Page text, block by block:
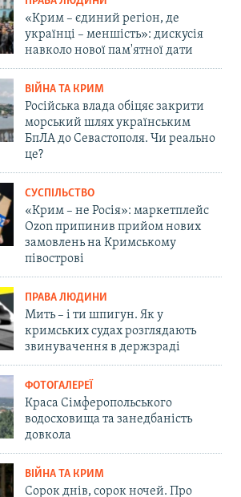
«Крим – єдиний регіон, де
українці – меншість»: дискусія
навколо нової пам'ятної дати
ВІЙНА ТА КРИМ
Російська влада обіцяє закрити
морський шлях українським
БпЛА до Севастополя. Чи реально
це?
СУСПІЛЬСТВО
«Крим – не Росія»: маркетплейс
Ozon припинив прийом нових
замовлень на Кримському
півострові
ПРАВА ЛЮДИНИ
Мить – і ти шпигун. Як у
кримських судах розглядають
звинувачення в держзраді
ФОТОГАЛЕРЕЇ
Краса Сімферопольського
водосховища та занедбаність
довкола
ВІЙНА ТА КРИМ
Сорок днів, сорок ночей. Про